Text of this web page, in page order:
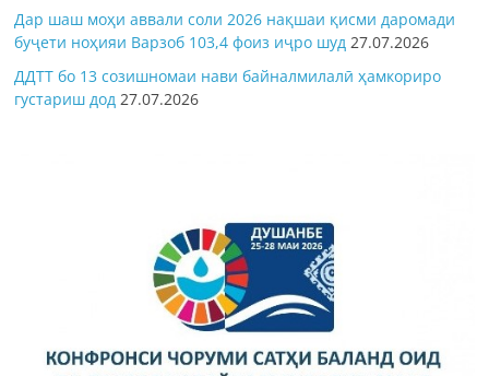
Дар шаш моҳи аввали соли 2026 нақшаи қисми даромади
буҷети ноҳияи Варзоб 103,4 фоиз иҷро шуд 27.07.2026
ДДТТ бо 13 созишномаи нави байналмилалӣ ҳамкориро
густариш дод 27.07.2026